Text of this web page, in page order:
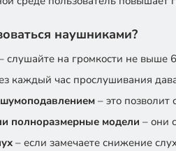
наушниками?
слушайте на громкости не выше
каждый час прослушивания
– это
полноразмерные модели – они
– если замечаете снижение